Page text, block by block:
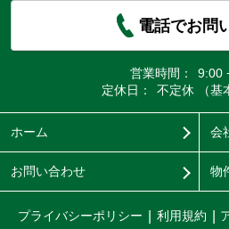
電話でお問
営業時間：
9:00
定休日：
不定休 （基
ホーム 会
お問い合わせ 物
プライバシーポリシー 利用規約